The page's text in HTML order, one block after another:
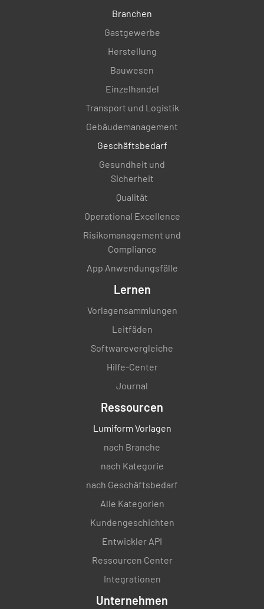
Branchen
Gastgewerbe
Herstellung
Bauwesen
Einzelhandel
Transport und Logistik
Gebäudemanagement
Geschäftsbedarf
Gesundheit und
Sicherheit
Qualität
Operational Excellence
Risikomanagement und
Compliance
App Anwendungsfälle
Lernen
Vorlagensammlungen
Leitfäden
Softwarevergleiche
Hilfe-Center
Journal
Ressourcen
Lumiform Vorlagen
nach Branche
nach Kategorie
nach Geschäftsbedarf
Alle Kategorien
Kundengeschichten
Entwickler API
Ressourcen Center
Integrationen
Unternehmen